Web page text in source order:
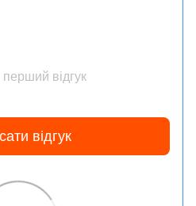
відгук
відгук